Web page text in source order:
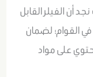
أن الفيلر القابل
القوام؛ لضمان
على مواد